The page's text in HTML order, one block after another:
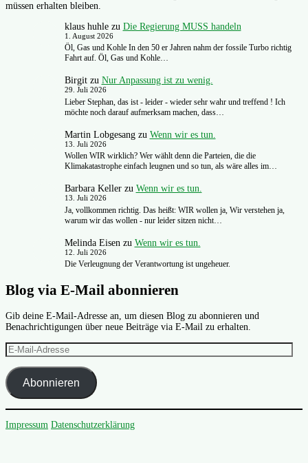
müssen erhalten bleiben.
klaus huhlezu Die Regierung MUSS handeln
1. August 2026
Öl, Gas und Kohle In den 50 er Jahren nahm der fossile Turbo richtig
Fahrt auf. Öl, Gas und Kohle…
Birgitzu Nur Anpassung ist zu wenig.
29. Juli 2026
Lieber Stephan, das ist - leider - wieder sehr wahr und treffend ! Ich
möchte noch darauf aufmerksam machen, dass…
Martin Lobgesangzu Wenn wir es tun.
13. Juli 2026
Wollen WIR wirklich? Wer wählt denn die Parteien, die die
Klimakatastrophe einfach leugnen und so tun, als wäre alles im…
Barbara Kellerzu Wenn wir es tun.
13. Juli 2026
Ja, vollkommen richtig. Das heißt: WIR wollen ja, Wir verstehen ja,
warum wir das wollen - nur leider sitzen nicht…
Melinda Eisen zu Wenn wir es tun.
12. Juli 2026
Die Verleugnung der Verantwortung ist ungeheuer.
Blog via E-Mail abonnieren
Gib deine E-Mail-Adresse an, um diesen Blog zu abonnieren und
Benachrichtigungen über neue Beiträge via E-Mail zu erhalten.
E-
Mail-
Adresse
Abonnieren
Impressum Datenschutzerklärung